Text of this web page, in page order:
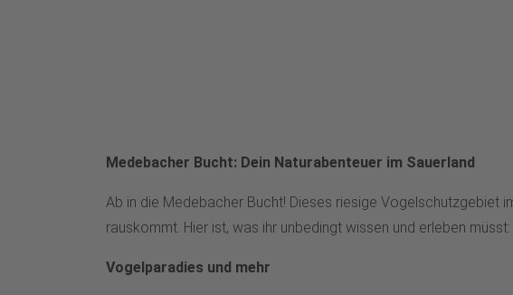
Medebacher Bucht: Dein Naturabenteuer im Sauerland
Ab in die Medebacher Bucht! Dieses riesige Vogelschutzgebiet
rauskommt. Hier ist, was ihr unbedingt wissen und erleben müsst:
Vogelparadies und mehr